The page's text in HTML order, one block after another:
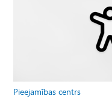
Pieejamības centrs